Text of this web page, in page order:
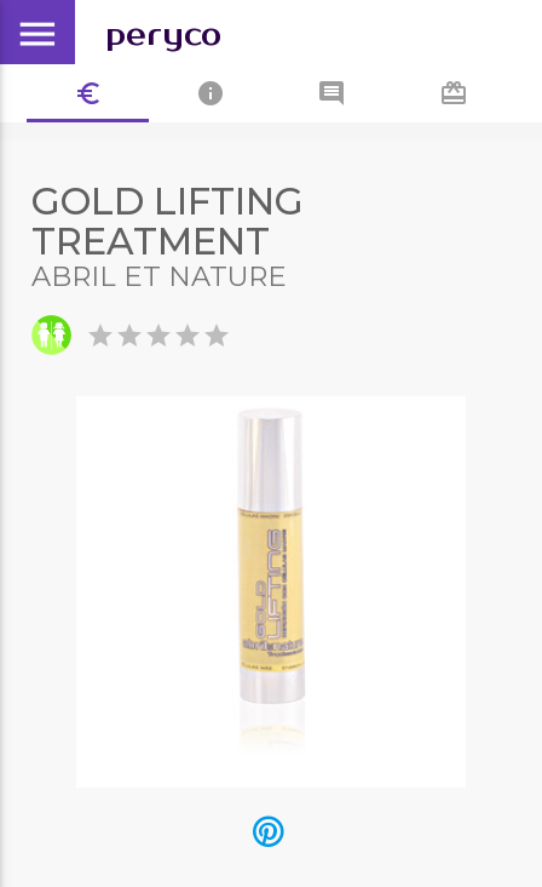
menu peryco
euro_symbol info comment card_giftcard
GOLD LIFTING
TREATMENT
ABRIL ET NATURE
starstarstarstarstar